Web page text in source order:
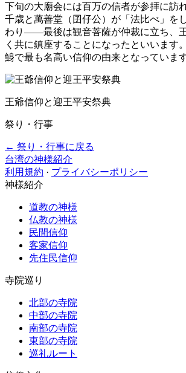
下旬の大廟会には百万の信者が参拝に訪
千歳と萬善堂（囝仔公）が「法比べ」を
わり——最後は観音菩薩が仲裁に立ち、
く共に鎮座することになったといいます
鯓で最も名高い信仰の由来となっています
王爺信仰と迎王平安祭典
祭り・行事
← 祭り・行事に戻る
台湾の神様紹介
利用規約 · プライバシーポリシー
神様紹介
道教の神様
仏教の神様
民間信仰
客家信仰
先住民信仰
寺院巡り
北部の寺院
中部の寺院
南部の寺院
東部の寺院
巡礼ルート